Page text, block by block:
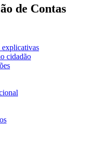
de Contas
explicativas
cidadão